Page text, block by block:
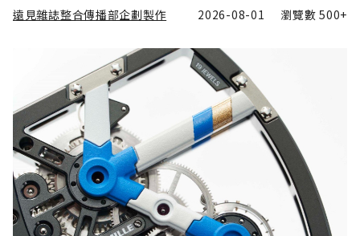
遠見雜誌整合傳播部企劃製作 2026-08-01 瀏覽數500+